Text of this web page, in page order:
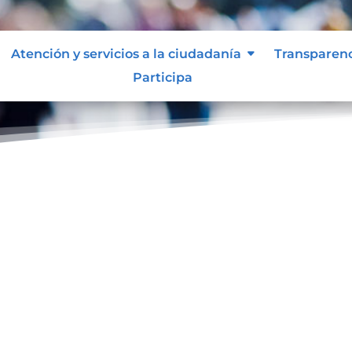
Atención y servicios a la ciudadanía
Participa